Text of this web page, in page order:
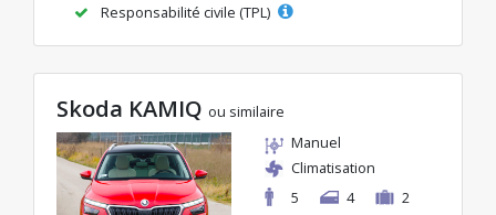
Responsabilité civile (TPL)
Skoda KAMIQ ou similaire
Manuel
Climatisation
5
4 2